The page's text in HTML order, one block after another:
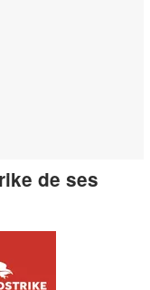
de ses